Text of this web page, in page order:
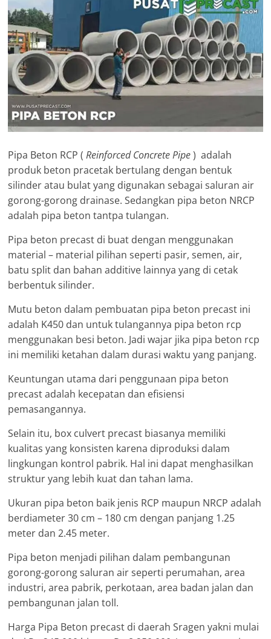
Pipa Beton RCP (Reinforced Concrete Pipe) adalah
produk beton pracetak bertulang dengan bentuk
silinder atau bulat yang digunakan sebagai saluran air
gorong-gorong drainase. Sedangkan pipa beton NRCP
adalah pipa beton tantpa tulangan.
Pipa beton precast di buat dengan menggunakan
material – material pilihan seperti pasir, semen, air,
batu split dan bahan additive lainnya yang di cetak
berbentuk silinder.
Mutu beton dalam pembuatan pipa beton precast ini
adalah K450 dan untuk tulangannya pipa beton rcp
menggunakan besi beton. Jadi wajar jika pipa beton rcp
ini memiliki ketahan dalam durasi waktu yang panjang.
Keuntungan utama dari penggunaan pipa beton
precast adalah kecepatan dan efisiensi
pemasangannya.
Selain itu, box culvert precast biasanya memiliki
kualitas yang konsisten karena diproduksi dalam
lingkungan kontrol pabrik. Hal ini dapat menghasilkan
struktur yang lebih kuat dan tahan lama.
Ukuran pipa beton baik jenis RCP maupun NRCP adalah
berdiameter 30 cm – 180 cm dengan panjang 1.25
meter dan 2.45 meter.
Pipa beton menjadi pilihan dalam pembangunan
gorong-gorong saluran air seperti perumahan, area
industri, area pabrik, perkotaan, area badan jalan dan
pembangunan jalan toll.
Harga Pipa Beton precast di daerah Sragen yakni mulai